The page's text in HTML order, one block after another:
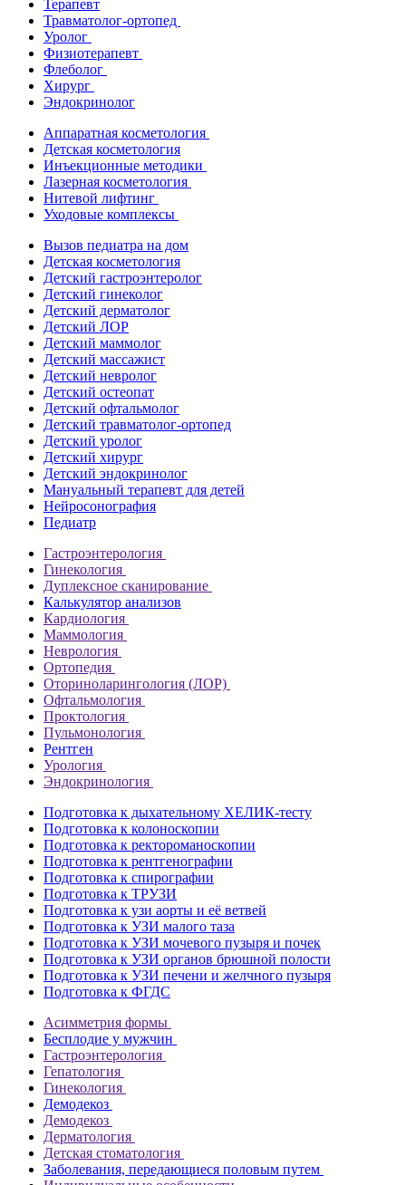
Терапевт
Травматолог-ортопед
Уролог
Физиотерапевт
Флеболог
Хирург
Эндокринолог
Аппаратная косметология
Детская косметология
Инъекционные методики
Лазерная косметология
Нитевой лифтинг
Уходовые комплексы
Вызов педиатра на дом
Детская косметология
Детский гастроэнтеролог
Детский гинеколог
Детский дерматолог
Детский ЛОР
Детский маммолог
Детский массажист
Детский невролог
Детский остеопат
Детский офтальмолог
Детский травматолог-ортопед
Детский уролог
Детский хирург
Детский эндокринолог
Мануальный терапевт для детей
Нейросонография
Педиатр
Гастроэнтерология
Гинекология
Дуплексное сканирование
Калькулятор анализов
Кардиология
Маммология
Неврология
Ортопедия
Оториноларингология (ЛОР)
Офтальмология
Проктология
Пульмонология
Рентген
Урология
Эндокринология
Подготовка к дыхательному ХЕЛИК-тесту
Подготовка к колоноскопии
Подготовка к ректороманоскопии
Подготовка к рентгенографии
Подготовка к спирографии
Подготовка к ТРУЗИ
Подготовка к узи аорты и её ветвей
Подготовка к УЗИ малого таза
Подготовка к УЗИ мочевого пузыря и почек
Подготовка к УЗИ органов брюшной полости
Подготовка к УЗИ печени и желчного пузыря
Подготовка к ФГДС
Асимметрия формы
Бесплодие у мужчин
Гастроэнтерология
Гепатология
Гинекология
Демодекоз
Демодекоз
Дерматология
Детская стоматология
Заболевания, передающиеся половым путем